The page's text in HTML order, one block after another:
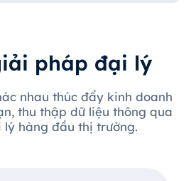
pháp đại lý
nhau thúc đẩy kinh doanh
thu thập dữ liệu thông qua
lý hàng đầu thị trường.